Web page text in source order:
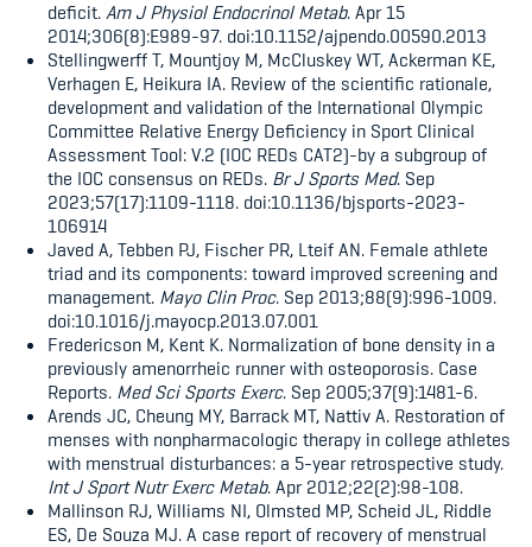
deficit.Am J Physiol Endocrinol Metab. Apr 15
2014;306(8):E989-97. doi:10.1152/ajpendo.00590.2013
Stellingwerff T, Mountjoy M, McCluskey WT, Ackerman KE,
Verhagen E, Heikura IA. Review of the scientific rationale,
development and validation of the International Olympic
Committee Relative Energy Deficiency in Sport Clinical
Assessment Tool: V.2 (IOC REDs CAT2)-by a subgroup of
the IOC consensus on REDs. Br J Sports Med. Sep
2023;57(17):1109-1118. doi:10.1136/bjsports-2023-
106914
Javed A, Tebben PJ, Fischer PR, Lteif AN. Female athlete
triad and its components: toward improved screening and
management. Mayo Clin Proc. Sep 2013;88(9):996-1009.
doi:10.1016/j.mayocp.2013.07.001
Fredericson M, Kent K. Normalization of bone density in a
previously amenorrheic runner with osteoporosis. Case
Reports. Med Sci Sports Exerc. Sep 2005;37(9):1481-6.
Arends JC, Cheung MY, Barrack MT, Nattiv A. Restoration of
menses with nonpharmacologic therapy in college athletes
with menstrual disturbances: a 5-year retrospective study.
Int J Sport Nutr Exerc Metab. Apr 2012;22(2):98-108.
Mallinson RJ, Williams NI, Olmsted MP, Scheid JL, Riddle
ES, De Souza MJ. A case report of recovery of menstrual